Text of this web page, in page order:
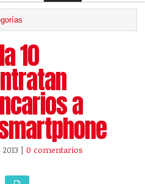
10
a
|0 comentarios